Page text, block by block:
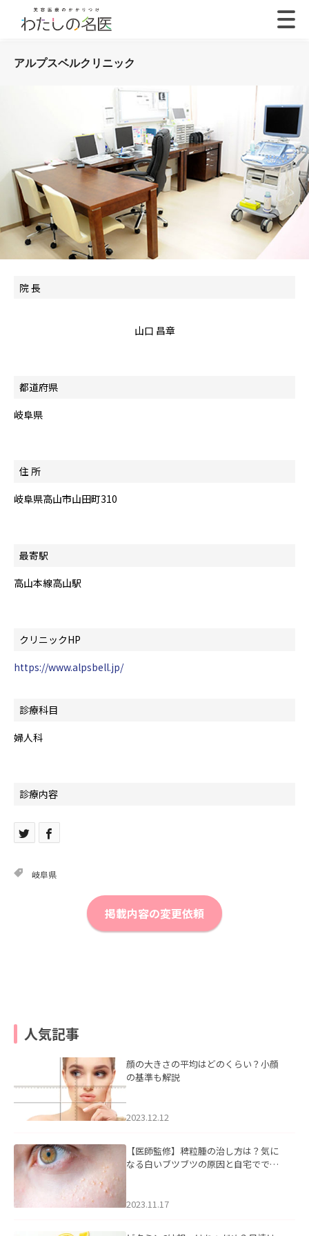
アルプスベルクリニック
院 長
山口 昌章
都道府県
岐阜県
住 所
岐阜県高山市山田町310
最寄駅
高山本線高山駅
クリニックHP
https://www.alpsbell.jp/
診療科目
婦人科
診療内容
岐阜県
掲載内容の変更依頼
人気記事
顔の大きさの平均はどのくらい？小顔
の基準も解説
2023.12.12
【医師監修】稗粒腫の治し方は？気に
なる白いブツブツの原因と自宅ででき
2023.11.17